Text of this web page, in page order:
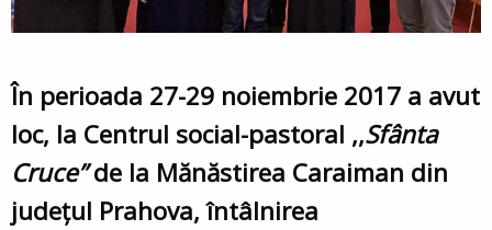
În perioada 27-29 noiembrie 2017 a avut
loc, la Centrul social-pastoral ,,Sfânta
Cruce”de la Mănăstirea Caraiman din
județul Prahova, întâlnirea